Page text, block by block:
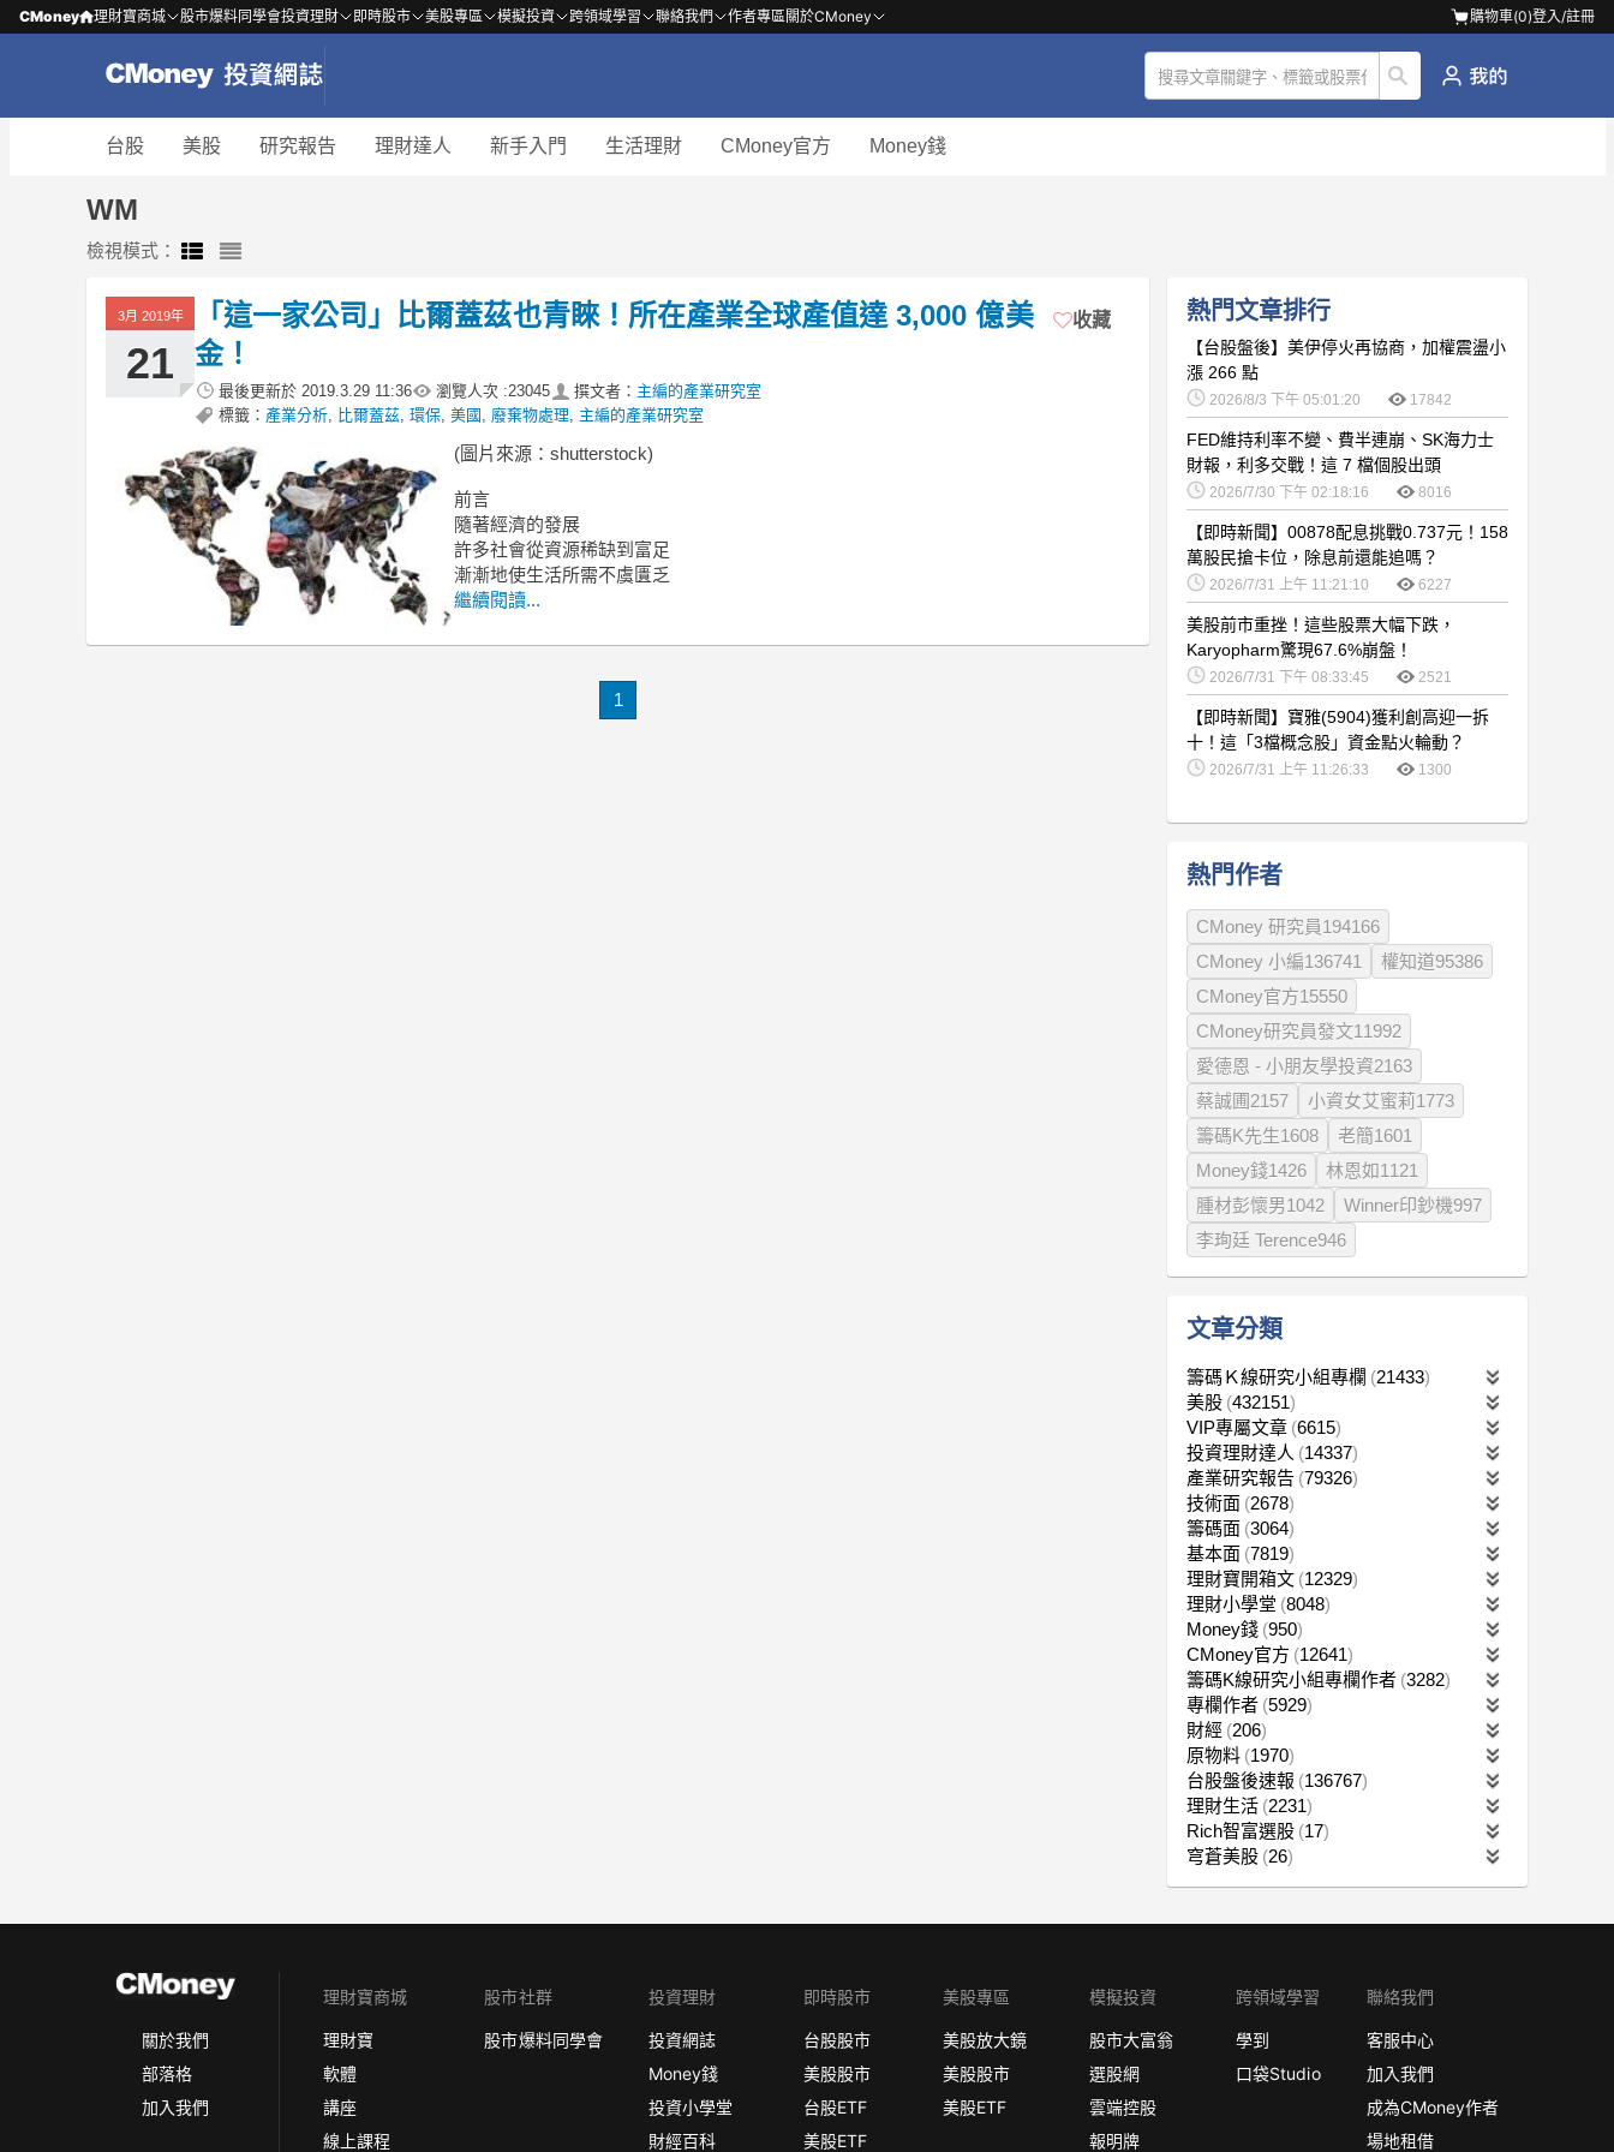
CMoney 理財寶商城 股市爆料同學會投資理財 即時股市 美股專區 模擬投資 跨領域學習 聯絡我們 作者專區關於CMoney 購物車(0)登入/註冊
台股 美股 研究報告 理財達人 新手入門 生活理財 CMoney官方 Money錢
WM
檢視模式：
3月 2019年
21
「這一家公司」比爾蓋茲也青睞！所在產業全球產值達 3,000 億美
金！
最後更新於 2019.3.29 11:36 瀏覽人次 :23045 撰文者： 主編的產業研究室
標籤： 產業分析 比爾蓋茲 環保 美國 廢棄物處理 主編的產業研究室
收藏
(圖片來源：shutterstock)
前言
隨著經濟的發展
許多社會從資源稀缺到富足
漸漸地使生活所需不虞匱乏
繼續閱讀...
1
熱門文章排行
【台股盤後】美伊停火再協商，加權震盪小
漲 266 點
2026/8/3 下午 05:01:20 17842
FED維持利率不變、費半連崩、SK海力士
財報，利多交戰！這 7 檔個股出頭
2026/7/30 下午 02:18:16 8016
【即時新聞】00878配息挑戰0.737元！158
萬股民搶卡位，除息前還能追嗎？
2026/7/31 上午 11:21:10 6227
美股前市重挫！這些股票大幅下跌，
Karyopharm驚現67.6%崩盤！
2026/7/31 下午 08:33:45 2521
【即時新聞】寶雅(5904)獲利創高迎一拆
十！這「3檔概念股」資金點火輪動？
2026/7/31 上午 11:26:33 1300
熱門作者
CMoney 研究員194166
CMoney 小編136741
權知道95386
CMoney官方15550
CMoney研究員發文11992
愛德恩 - 小朋友學投資2163
蔡誠圃2157
小資女艾蜜莉1773
籌碼K先生1608
老簡1601
Money錢1426
林恩如1121
腫材彭懷男1042
Winner印鈔機997
李珣廷 Terence946
文章分類
籌碼Ｋ線研究小組專欄
21433
美股 432151
VIP專屬文章 6615
投資理財達人
14337
產業研究報告 79326
技術面 2678
籌碼面 3064
基本面 7819
理財寶開箱文 12329
理財小學堂 8048
Money錢 950
CMoney官方 12641
籌碼K線研究小組專欄作者 3282
專欄作者 5929
財經 206
原物料 1970
台股盤後速報 136767
理財生活 2231
Rich智富選股 17
穹蒼美股 26
關於我們
部落格
加入我們
理財寶商城
理財寶
軟體
講座
線上課程
股市社群
股市爆料同學會
投資理財
投資網誌
Money錢
投資小學堂
財經百科
即時股市
台股股市
美股股市
台股ETF
美股ETF
美股專區
美股放大鏡
美股股市
美股ETF
模擬投資
股市大富翁
選股網
雲端控股
報明牌
跨領域學習
學到
口袋Studio
聯絡我們
客服中心
加入我們
成為CMoney作者
場地租借